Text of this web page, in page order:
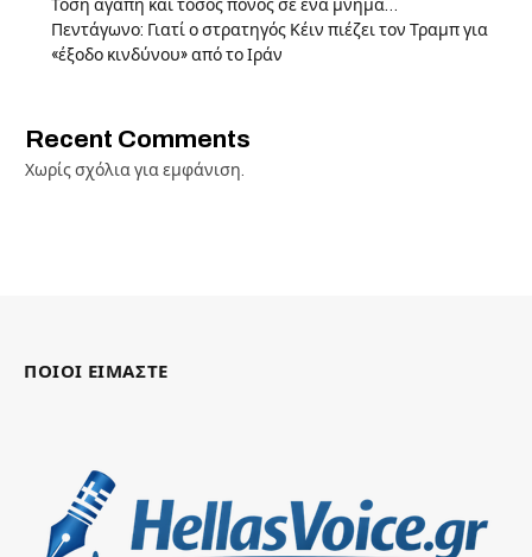
Τόση αγάπη και τόσος πόνος σε ένα μνήμα…
Πεντάγωνο: Γιατί ο στρατηγός Κέιν πιέζει τον Τραμπ για
«έξοδο κινδύνου» από το Ιράν
Recent Comments
Χωρίς σχόλια για εμφάνιση.
ΠΟΙΟΙ ΕΙΜΑΣΤΕ